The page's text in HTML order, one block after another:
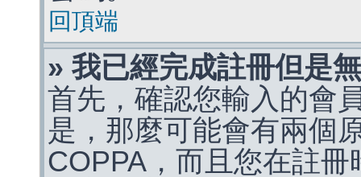
回頂端
» 我已經完成註冊但是
首先，確認您輸入的會
是，那麼可能會有兩個
COPPA，而且您在註